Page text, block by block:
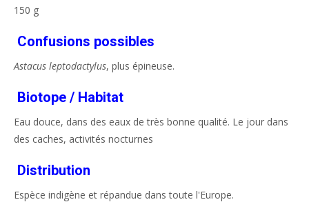
150 g
Confusions possibles
Astacus leptodactylus, plus épineuse.
Biotope / Habitat
Eau douce, dans des eaux de très bonne qualité. Le jour dans
des caches, activités nocturnes
Distribution
Espèce indigène et répandue dans toute l'Europe.